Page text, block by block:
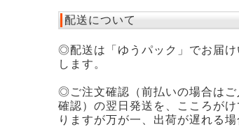
配送について
◎配送は「ゆうパック」でお届け
します。
◎ご注文確認（前払いの場合はご
確認）の翌日発送を、こころがけ
りますが万が一、出荷が遅れる場